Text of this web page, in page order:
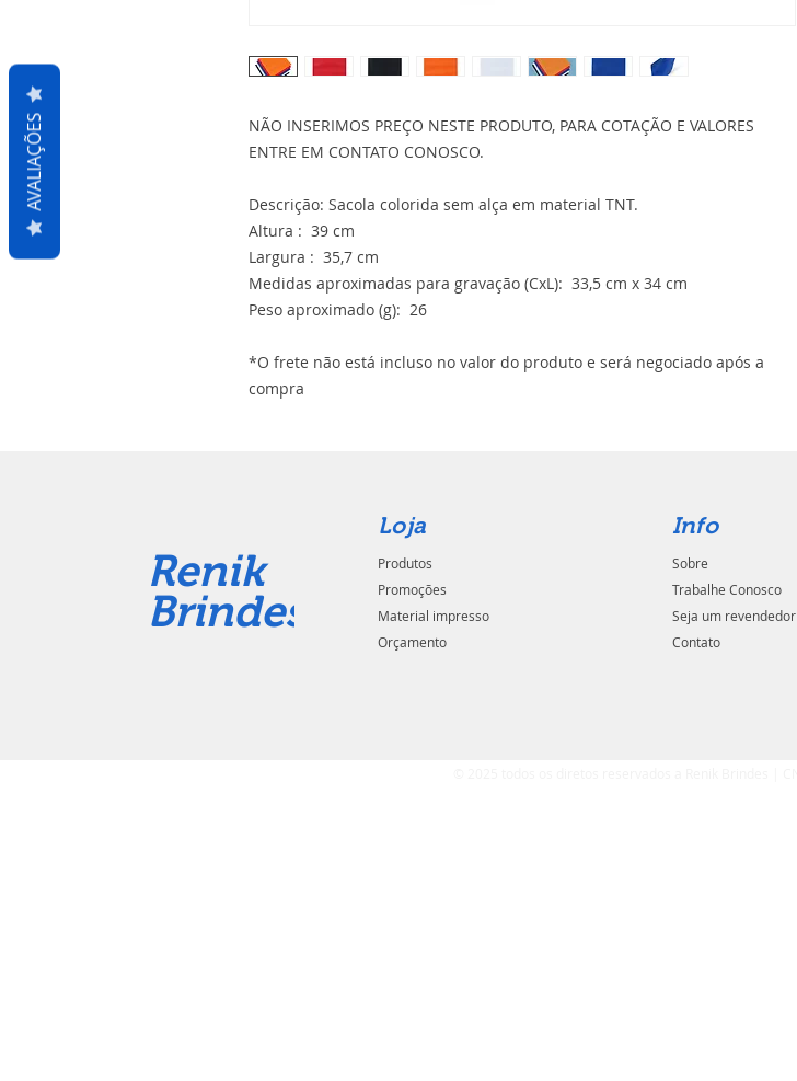
NÃO INSERIMOS PREÇO NESTE PRODUTO, PARA COTAÇÃO E VALORES
ENTRE EM CONTATO CONOSCO.
Descrição: Sacola colorida sem alça em material TNT.
Altura : 39 cm
Largura : 35,7 cm
Medidas aproximadas para gravação (CxL): 33,5 cm x 34 cm
Peso aproximado (g): 26
*O frete não está incluso no valor do produto e será negociado após a
compra
Renik
Brindes
Loja
Produtos
Promoções
Material impresso
Orçamento
Info
Sobre
Trabalhe Conosco
Seja um revendedor
Contato
AVALIAÇÕES